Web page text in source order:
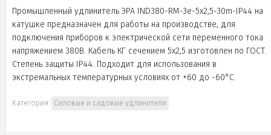
Промышленный удлинитель ЭРА IND380-RM-3e-5x2,5-30m-IP44 на
катушке предназначен для работы на производстве, для
подключения приборов к электрической сети переменного тока
напряжением 380В. Кабель КГ сечением 5x2,5 изготовлен по ГОСТ.
Степень защиты IP44. Подходит для использования в
экстремальных температурных условиях от +60 до -60°С.
Категория: Силовые и садовые удлинители